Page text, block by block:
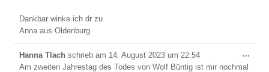
Dankbar winke ich dr zu
Anna aus Oldenburg
Hanna Tlachschrieb am 14. August 2023 um 22:54
Am zweiten Jahrestag des Todes von Wolf Büntig ist mir nochmal
...